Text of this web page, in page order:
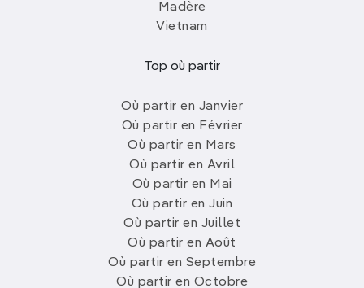
Madère
Vietnam
Top où partir
Où partir en Janvier
Où partir en Février
Où partir en Mars
Où partir en Avril
Où partir en Mai
Où partir en Juin
Où partir en Juillet
Où partir en Août
Où partir en Septembre
Où partir en Octobre